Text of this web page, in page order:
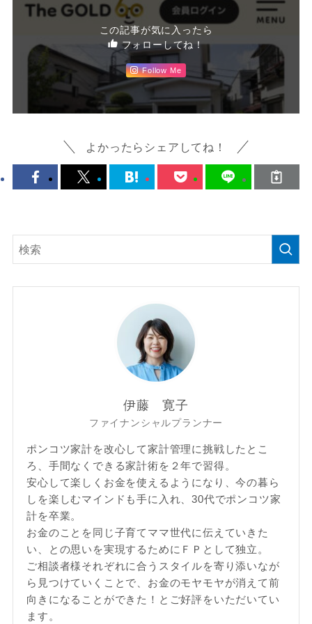
この記事が気に入ったら
フォローしてね！
Follow Me
よかったらシェアしてね！
伊藤 寛子
ファイナンシャルプランナー
ポンコツ家計を改心して家計管理に挑戦したとこ
ろ、手間なくできる家計術を２年で習得。
安心して楽しくお金を使えるようになり、今の暮ら
しを楽しむマインドも手に入れ、30代でポンコツ家
計を卒業。
お金のことを同じ子育てママ世代に伝えていきた
い、との思いを実現するためにＦＰとして独立。
ご相談者様それぞれに合うスタイルを寄り添いなが
ら見つけていくことで、お金のモヤモヤが消えて前
向きになることができた！とご好評をいただいてい
ます。